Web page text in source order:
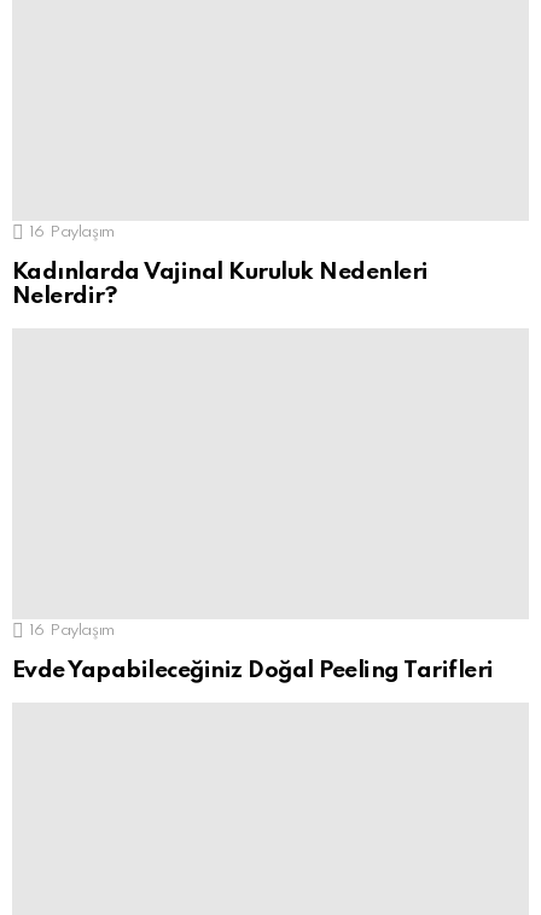
16 Paylaşım
Kadınlarda Vajinal Kuruluk Nedenleri
Nelerdir?
16 Paylaşım
Evde Yapabileceğiniz Doğal Peeling Tarifleri